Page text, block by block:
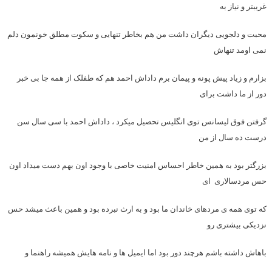
غریبتر و نیاز به
محبت و دلجویی دیگران داشت من هم بخاطر تنهایی و سکوت مطلق خونمون دلم
نمی اومد تنهاش
بزارم و زیاد پیش پونه و پیمان برم داداش احمد هم که طفلک از همه جا بی خبر
دور از ما داشت برای
گرفتن فوق لیسانس توی انگلیس تحصیل میکرد ، داداش احمد با سی سال سن
درست ده سال از من
بزرگتر بود به همین خاطر احساس امنیت خاصی با وجود اون بهم دست میداد اون
حس مردسالاری ای
که توی همه ی مردهای خاندان ما بود و به ارث نبرده بود و همین باعث میشد حس
نزدیکی بیشتری رو
باهاش داشته باشم هرچند دور بود اما ایمیل ها و نامه هایش همیشه راهنما و